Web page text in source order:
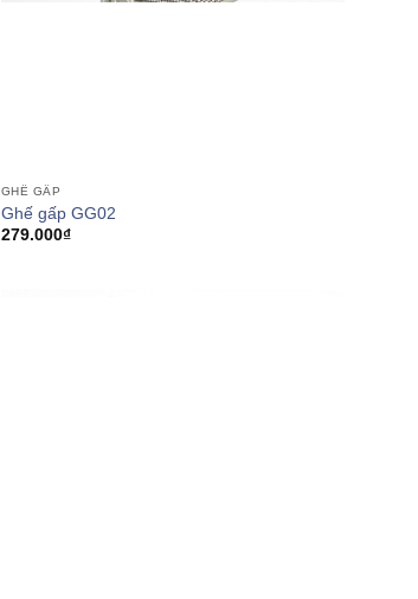
GHẾ GẤP
Ghế gấp GG02
279.000₫